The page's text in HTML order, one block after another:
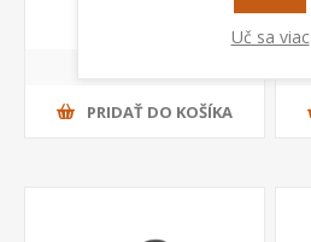
PRIDAŤ DO KOŠÍKA
Uč sa viac